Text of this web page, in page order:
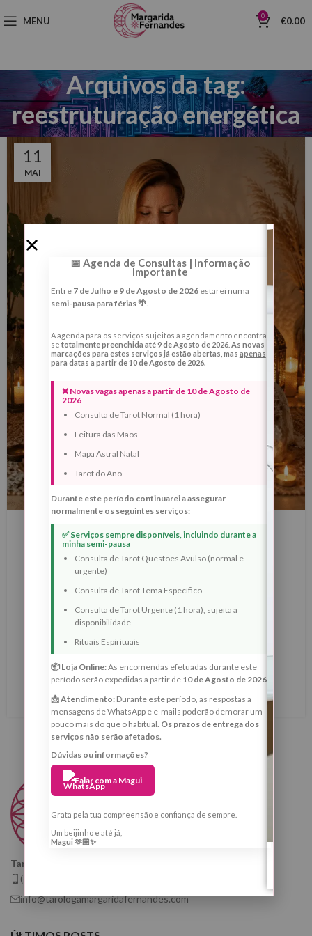
MENU 0 €0.00
Arquivos da tag:
reestruturação energética
11
MAI
BLOG
Lua Nova de 16 de Maio de 2026 em
Touro — Ritual de Reestruturação
Energética, Estabilidade Interior e
Prosperidade Consciente
Margarida Fernandes 0
Lua Nova de 16 de Maio de 2026 em Touro — Ritual de
Reestruturação Energética, Estabilidade Interior e
Prosperidade Consciente
LER MAIS
Taróloga, Cartomante e Quiróloga
(+351) 925 799 410
info@tarologamargaridafernandes.com
📅 Agenda de Consultas | Informação
Importante
Entre 7 de Julho e 9 de Agosto de 2026estarei numa
semi-pausa para férias 🌴.
A agenda para os serviços sujeitos a agendamento encontra-
se totalmente preenchida até 9 de Agosto de 2026. As novas
marcações para estes serviços já estão abertas, mas apenas
para datas a partir de 10 de Agosto de 2026.
❌ Novas vagas apenas a partir de 10 de Agosto de
2026
Consulta de Tarot Normal (1 hora)
Leitura das Mãos
Mapa Astral Natal
Tarot do Ano
Durante este período continuarei a assegurar
normalmente os seguintes serviços:
✅ Serviços sempre disponíveis, incluindo durante a
minha semi-pausa
Consulta de Tarot Questões Avulso (normal e
urgente)
Consulta de Tarot Tema Específico
Consulta de Tarot Urgente (1 hora), sujeita a
disponibilidade
Rituais Espirituais
📦 Loja Online:As encomendas efetuadas durante este
período serão expedidas a partir de 10 de Agosto de 2026.
📩 Atendimento:Durante este período, as respostas a
mensagens de WhatsApp e e-mails poderão demorar um
pouco mais do que o habitual. Os prazos de entrega dos
serviços não serão afetados.
Dúvidas ou informações?
Falar com a Magui
Grata pela tua compreensão e confiança de sempre.
Um beijinho e até já,
Magui 🫶🏼✨